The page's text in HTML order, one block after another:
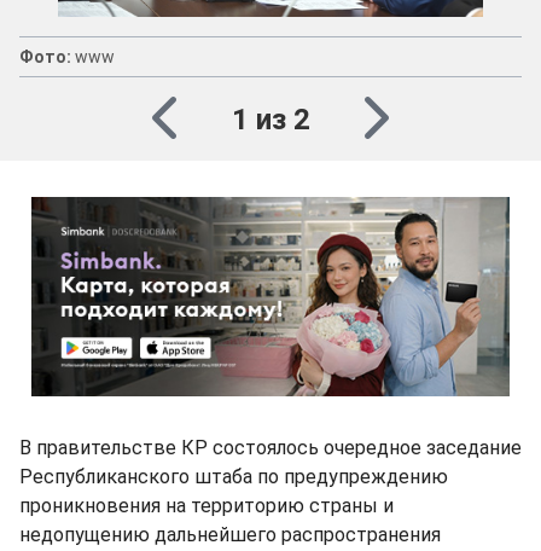
Фото: www
1 из 2
В правительстве КР состоялось очередное заседание
Республиканского штаба по предупреждению
проникновения на территорию страны и
недопущению дальнейшего распространения